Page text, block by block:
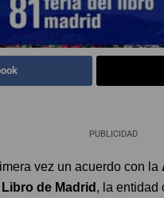
PUBLICIDAD
vez un acuerdo con la
de Madrid , la entidad